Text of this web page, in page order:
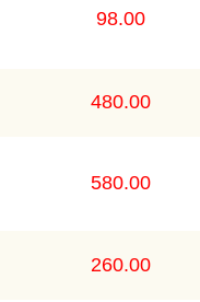
98.00
480.00
580.00
260.00